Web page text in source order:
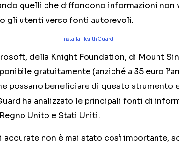
quelli che diffondono informazioni non
gli utenti verso fonti autorevoli.
Installa HealthGuard
della Knight Foundation, di Mount
gratuitamente (anziché a 35 euro
possano beneficiare di questo strumento
ha analizzato le principali fonti di
Unito e Stati Uniti.
accurate non è mai stato così importante,